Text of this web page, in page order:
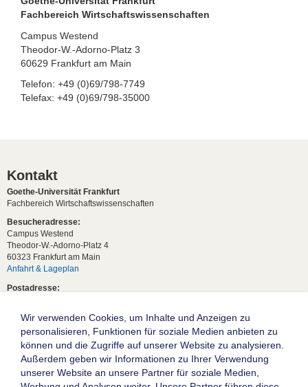
Fachbereich Wirtschaftswissenschaften
Campus Westend
Theodor-W.-Adorno-Platz 3
60629 Frankfurt am Main
Telefon: +49 (0)69/798-7749
Telefax: +49 (0)69/798-35000
Kontakt
Goethe-Universität Frankfurt
Fachbereich Wirtschaftswissenschaften
Besucheradresse:
Campus Westend
Theodor-W.-Adorno-Platz 4
60323 Frankfurt am Main
Anfahrt & Lageplan
Postadresse:
Studentische Anfragen:
studium[at]wiwi.uni-frankfurt[dot]de
Allgemeine Anfragen:
dekanat02[at]wiwi.uni-frankfurt[dot]de
Wir verwenden Cookies, um Inhalte und Anzeigen zu
personalisieren, Funktionen für soziale Medien anbieten zu
können und die Zugriffe auf unserer Website zu analysieren.
Außerdem geben wir Informationen zu Ihrer Verwendung
unserer Website an unsere Partner für soziale Medien,